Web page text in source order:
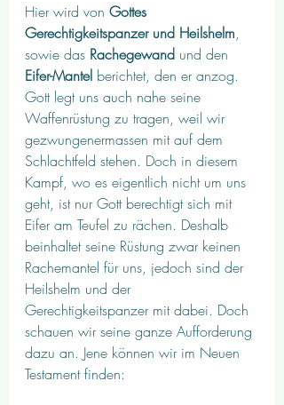
Hier wird von Gottes
Gerechtigkeitspanzer und Heilshelm,
sowie das Rachegewand und den
Eifer-Mantel berichtet, den er anzog.
Gott legt uns auch nahe seine
Waffenrüstung zu tragen, weil wir
gezwungenermassen mit auf dem
Schlachtfeld stehen. Doch in diesem
Kampf, wo es eigentlich nicht um uns
geht, ist nur Gott berechtigt sich mit
Eifer am Teufel zu rächen. Deshalb
beinhaltet seine Rüstung zwar keinen
Rachemantel für uns, jedoch sind der
Heilshelm und der
Gerechtigkeitspanzer mit dabei. Doch
schauen wir seine ganze Aufforderung
dazu an. Jene können wir im Neuen
Testament finden: